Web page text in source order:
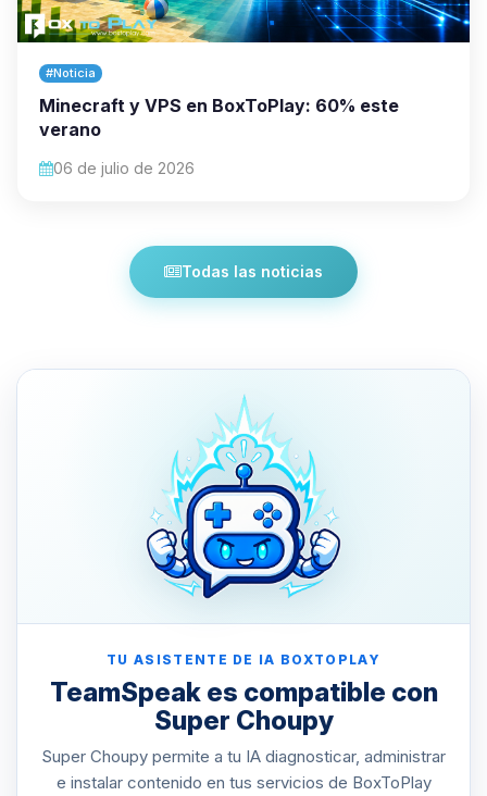
#Noticia
Minecraft y VPS en BoxToPlay: 60% este
verano
06 de julio de 2026
Todas las noticias
TU ASISTENTE DE IA BOXTOPLAY
TeamSpeak es compatible con
Super Choupy
Super Choupy permite a tu IA diagnosticar, administrar
e instalar contenido en tus servicios de BoxToPlay